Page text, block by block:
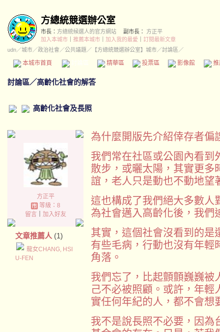
方總統競選辦公室
市長： 方總統候選人的官方網站 副市長：
方正平
加入本城市
推薦本城市 加入我的最愛
訂閱最新文章
udn／城市／政治社會 ／公共議題 ／ 【方總統競選辦公室】城市／討論區／
本城市首頁 精華區 投票區 影像館
討論區／高齡化社會的解答
高齡化社會及長照
方正平
等級：8
留言｜ 加入好友
文章推薦人 (1)
龍女CHANG, HSI
U-FEN
為什麼開版先介紹倖存者偏
我們常在社區或公園內看到
散步，或曬太陽，其實更多
誼，老人只是動也不動地望
這也構成了我們絕大多數人
為社會邁入高齡化後，我們
其實，這個社會沒看到的是
有些毛病，行動也沒有年輕
角落。
我們忘了，比起顫顫巍巍被
己不必被照顧。或許，年
實任何年紀的人，都不會想
我不是說長照不必要，因為